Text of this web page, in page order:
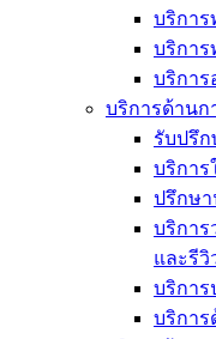
บริกา
บริกา
บริกา
บริการด้านก
รับปรึ
บริการ
ปรึกษา
บริการ
และรี
บริกา
บริการ